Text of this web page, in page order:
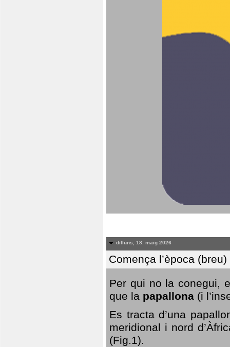
dilluns, 18. maig 2026
Comença l’època
Per qui no la conegui,
que la papallona (i
Es tracta d’una
meridional i nord
(Fig.1).